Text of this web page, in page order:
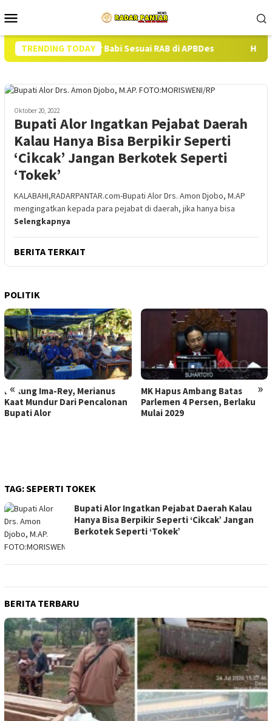
ke
Mobile
TRENDING TODAY
13 Ekor Babi Sesuai RAB di APBDes Hampir
Oktober 20, 2022
Bupati Alor Ingatkan Pejabat Daerah
Kalau Hanya Bisa Berpikir Seperti
‘Cikcak’ Jangan Berkotek Seperti
‘Tokek’
KALABAHI,RADARPANTAR.com-Bupati Alor Drs. Amon Djobo, M.AP
mengingatkan kepada para pejabat di daerah, jika hanya bisa
Selengkapnya
BERITA TERKAIT
POLITIK
« »
Dukung Ima-Rey, Merianus
Kaat Mundur Dari Pencalonan
Bupati Alor
MK Hapus Ambang Batas
Parlemen 4 Persen, Berlaku
Mulai 2029
TAG:SEPERTI TOKEK
Bupati Alor Ingatkan Pejabat Daerah Kalau
Hanya Bisa Berpikir Seperti ‘Cikcak’ Jangan
Berkotek Seperti ‘Tokek’
BERITA TERBARU